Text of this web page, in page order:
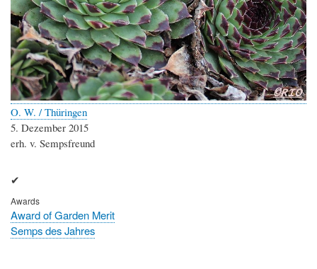
O. W. / Thüringen
5. Dezember 2015
erh. v. Sempsfreund
✔
Awards
Award of Garden Merit
Semps des Jahres